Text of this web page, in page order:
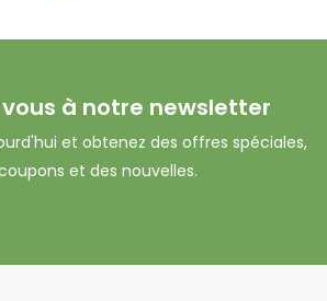
à notre newsletter
et obtenez des offres spéciales,
et des nouvelles.